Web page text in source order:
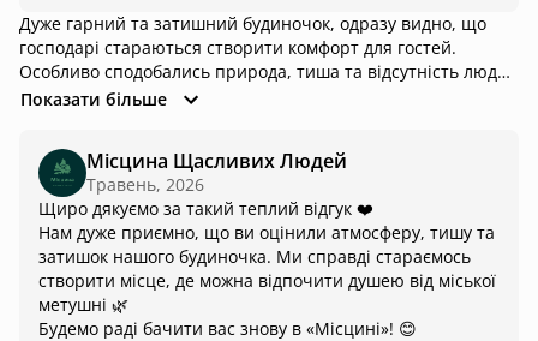
Дуже гарний та затишний будиночок, одразу видно, що
господарі стараються створити комфорт для гостей.
Особливо сподобались природа, тиша та відсутність людей
навколо — чудове місце для спокійного відпочинку. Щиро
Показати більше
Місцина Щасливих Людей
Травень, 2026
Щиро дякуємо за такий теплий відгук ❤️
Нам дуже приємно, що ви оцінили атмосферу, тишу та
затишок нашого будиночка. Ми справді стараємось
створити місце, де можна відпочити душею від міської
метушні 🌿
Будемо раді бачити вас знову в «Місцині»! 😊